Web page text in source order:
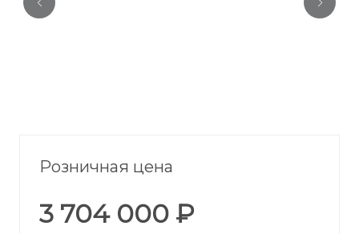
Розничная цена
3 704 000 ₽